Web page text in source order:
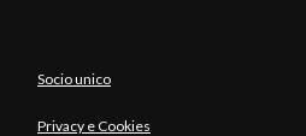
Socio unico
Privacy e Cookies